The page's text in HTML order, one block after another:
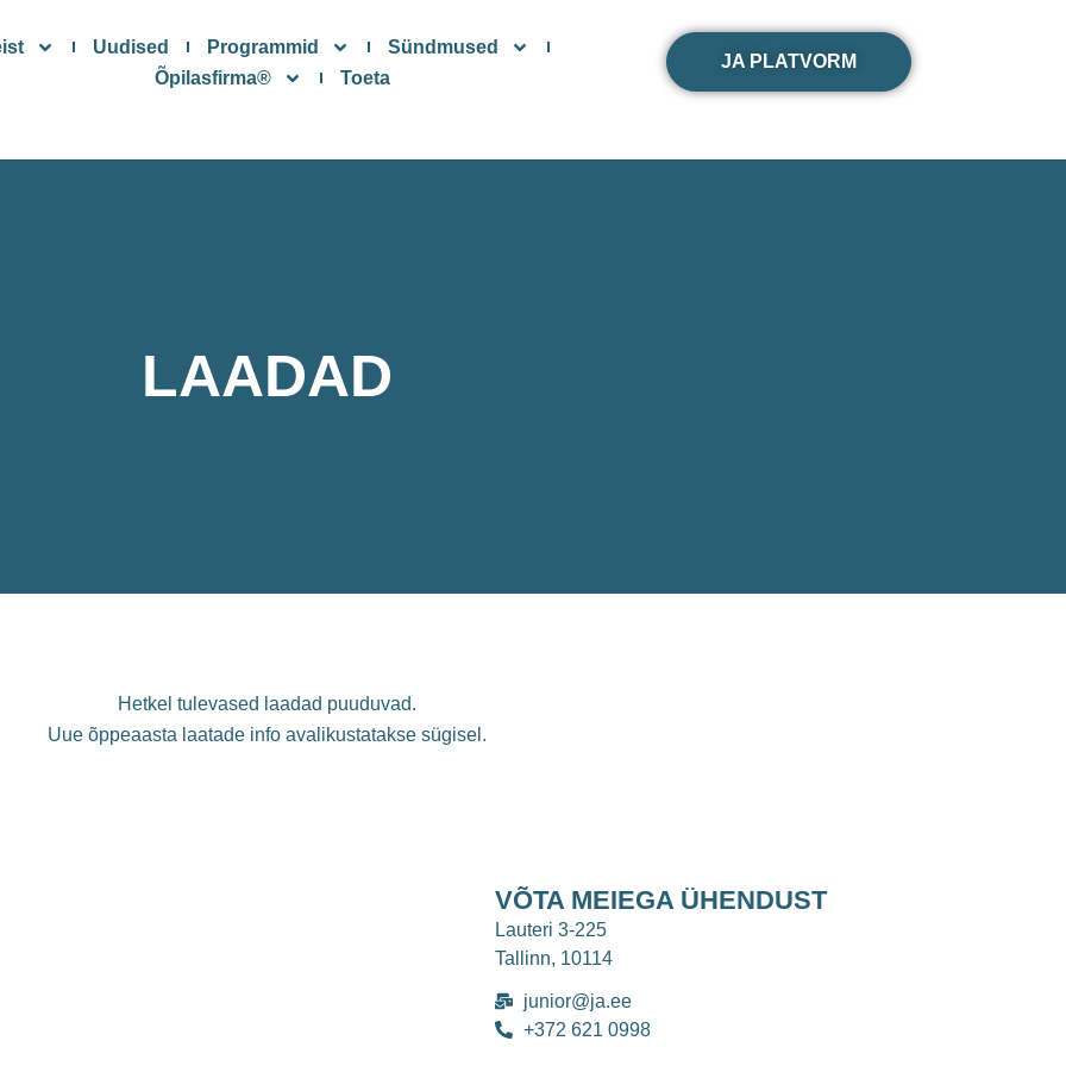
Uudised Programmid
Sündmused
Õpilasfirma®
Toeta
JA PLATVORM
LAADAD
Hetkel tulevased laadad puuduvad.
Uue õppeaasta laatade info avalikustatakse sügisel.
VÕTA MEIEGA ÜHENDUST
Lauteri 3-225
Tallinn, 10114
junior@ja.ee
+372 621 0998